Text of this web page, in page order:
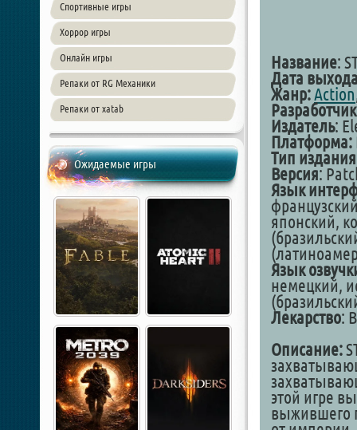
Спортивные игры
Хоррор игры
Онлайн игры
Репаки от RG Механики
Репаки от xatab
Ожидаемые игры
Название:
Дата
Жанр:Action
Разработчик
Издатель:
Платформа:
Тип
Версия:
Язык
японский,
Язык
немецкий,
Лекарство:
Описание:
этой игре
выжившего